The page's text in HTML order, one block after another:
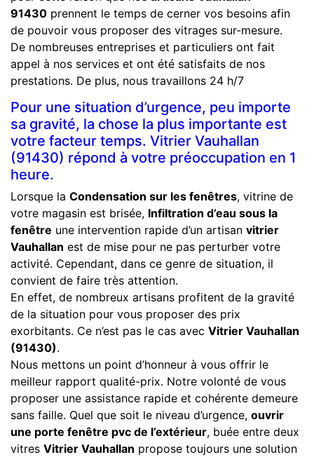
91430 prennent le temps de cerner vos besoins afin
de pouvoir vous proposer des vitrages sur-mesure.
De nombreuses entreprises et particuliers ont fait
appel à nos services et ont été satisfaits de nos
prestations. De plus, nous travaillons 24 h/7
Pour une situation d’urgence, peu importe
sa gravité, la chose la plus importante est
votre facteur temps. Vitrier Vauhallan
(91430) répond à votre préoccupation en 1
heure.
Lorsque la Condensation sur les fenêtres, vitrine de
votre magasin est brisée, Infiltration d’eau sous la
fenêtre une intervention rapide d’un artisan vitrier
Vauhallan est de mise pour ne pas perturber votre
activité. Cependant, dans ce genre de situation, il
convient de faire très attention.
En effet, de nombreux artisans profitent de la gravité
de la situation pour vous proposer des prix
exorbitants. Ce n’est pas le cas avec Vitrier Vauhallan
(91430).
Nous mettons un point d’honneur à vous offrir le
meilleur rapport qualité-prix. Notre volonté de vous
proposer une assistance rapide et cohérente demeure
sans faille. Quel que soit le niveau d’urgence, ouvrir
une porte fenêtre pvc de l’extérieur, buée entre deux
vitres Vitrier Vauhallan propose toujours une solution